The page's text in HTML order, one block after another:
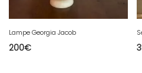
Lampe Georgia Jacob
200€